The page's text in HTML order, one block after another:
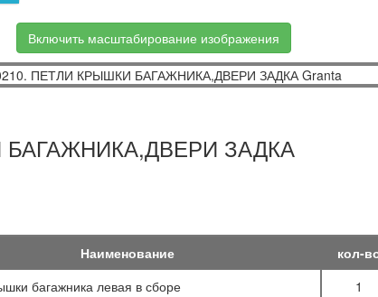
Включить масштабирование изображения
БАГАЖНИКА,ДВЕРИ ЗАДКА
Наименование кол-
багажника левая в сборе
1